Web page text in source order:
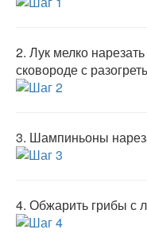
2. Лук мелко
сковороде с
3. Шампиньоны
4. Обжарить грибы с